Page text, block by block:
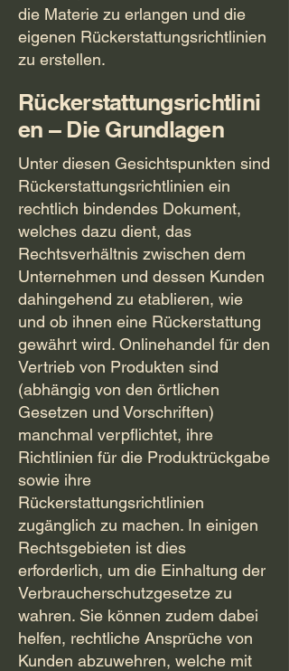
die Materie zu erlangen und die
eigenen Rückerstattungsrichtlinien
zu erstellen.
Rückerstattungsrichtlini
en – Die Grundlagen
Unter diesen Gesichtspunkten sind
Rückerstattungsrichtlinien ein
rechtlich bindendes Dokument,
welches dazu dient, das
Rechtsverhältnis zwischen dem
Unternehmen und dessen Kunden
dahingehend zu etablieren, wie
und ob ihnen eine Rückerstattung
gewährt wird. Onlinehandel für den
Vertrieb von Produkten sind
(abhängig von den örtlichen
Gesetzen und Vorschriften)
manchmal verpflichtet, ihre
Richtlinien für die Produktrückgabe
sowie ihre
Rückerstattungsrichtlinien
zugänglich zu machen. In einigen
Rechtsgebieten ist dies
erforderlich, um die Einhaltung der
Verbraucherschutzgesetze zu
wahren. Sie können zudem dabei
helfen, rechtliche Ansprüche von
Kunden abzuwehren, welche mit